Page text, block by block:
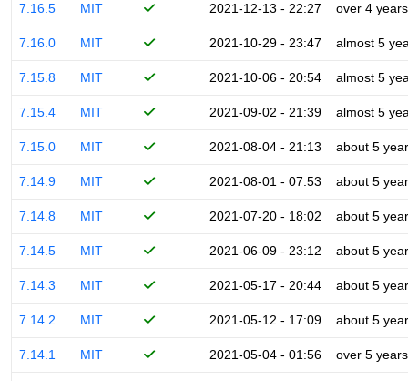
7.16.5 MIT 2021-12-13 - 22:27 over 4 years
7.16.0 MIT 2021-10-29 - 23:47 almost 5
7.15.8 MIT 2021-10-06 - 20:54 almost 5
7.15.4 MIT 2021-09-02 - 21:39 almost 5
7.15.0 MIT 2021-08-04 - 21:13 about 5
7.14.9 MIT 2021-08-01 - 07:53 about 5
7.14.8 MIT 2021-07-20 - 18:02 about 5
7.14.5 MIT 2021-06-09 - 23:12 about 5
7.14.3 MIT 2021-05-17 - 20:44 about 5
7.14.2 MIT 2021-05-12 - 17:09 about 5
7.14.1 MIT 2021-05-04 - 01:56 over 5 years